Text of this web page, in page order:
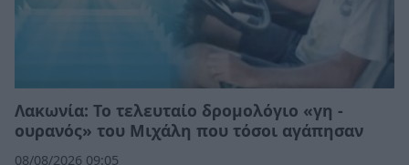
Λακωνία: Το τελευταίο δρομολόγιο «γη -
ουρανός» του Μιχάλη που τόσοι αγάπησαν
08/08/2026 09:05